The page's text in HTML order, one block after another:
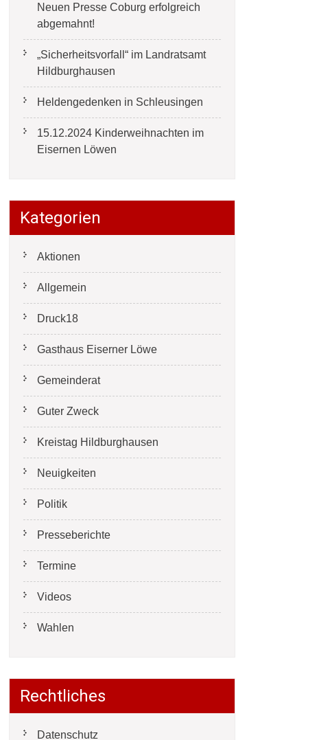
Neuen Presse Coburg erfolgreich
abgemahnt!
„Sicherheitsvorfall“ im Landratsamt
Hildburghausen
Heldengedenken in Schleusingen
15.12.2024 Kinderweihnachten im
Eisernen Löwen
Kategorien
Aktionen
Allgemein
Druck18
Gasthaus Eiserner Löwe
Gemeinderat
Guter Zweck
Kreistag Hildburghausen
Neuigkeiten
Politik
Presseberichte
Termine
Videos
Wahlen
Rechtliches
Datenschutz